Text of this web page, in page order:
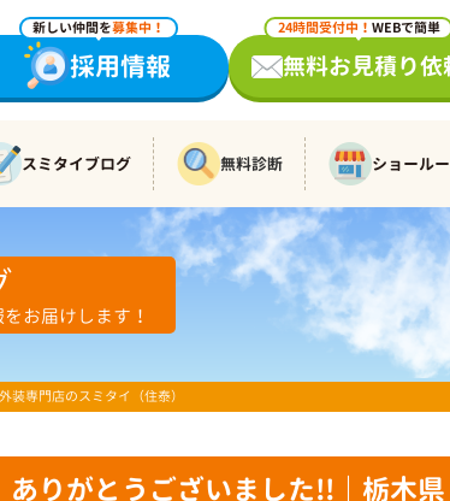
新しい仲間を募集中！
採用情報
24時間受付中！ WEBで簡単
無料お見積り依
スミタイブログ 無料診断 ショール
お届けします！
専門店のスミタイ（住泰）
りがとうございました!!｜栃木県